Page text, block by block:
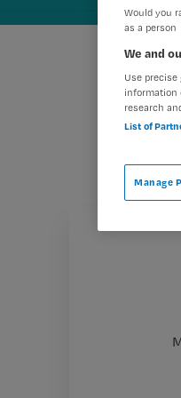
Would you
as a person
We and
Use
information
research
List of
Manage